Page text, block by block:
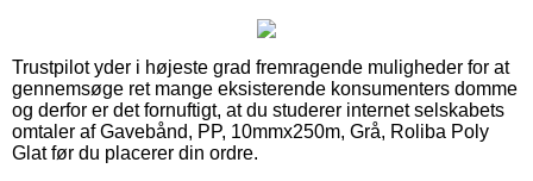
Trustpilot yder i højeste grad fremragende muligheder for at
gennemsøge ret mange eksisterende konsumenters domme
og derfor er det fornuftigt, at du studerer internet selskabets
omtaler af Gavebånd, PP, 10mmx250m, Grå, Roliba Poly
Glat før du placerer din ordre.